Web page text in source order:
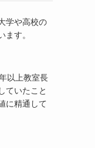
学や高校の
ます。
以上教室長
ていたこと
に精通して